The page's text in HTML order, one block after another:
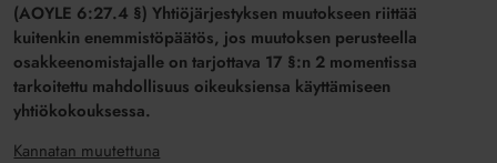
(AOYLE 6:27.4 §) Yhtiöjärjestyksen muutokseen riittää
kuitenkin enemmistöpäätös, jos muutoksen perusteella
osakkeenomistajalle on tarjottava 17 §:n 2 momentissa
tarkoitettu mahdollisuus oikeuksiensa käyttämiseen
yhtiökokouksessa.
Kannatan muutettuna